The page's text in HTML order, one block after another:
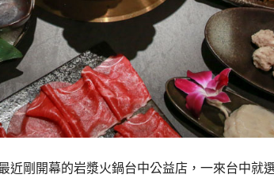
近剛開幕的岩漿火鍋台中公益店，一來台中就